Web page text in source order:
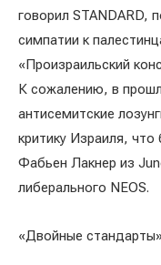
говорил
симпатии к
«Произраильский
К сожалению, в
антисемитские
критику Израиля,
Фабьен Лакнер из
либерального NEOS.
«Двойные